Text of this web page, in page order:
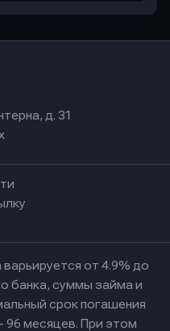
д. 31
от 4.9% до
банка, суммы займа и
срок погашения
96 месяцев. При этом